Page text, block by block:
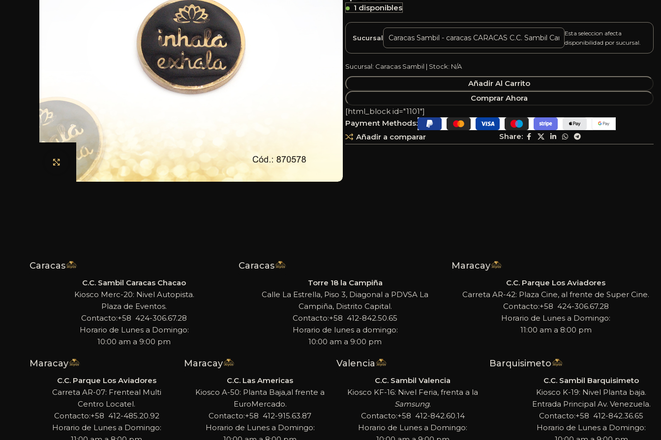
Haga clic para ampliar
1 disponibles
Sucursal
Esta seleccion afecta
disponibilidad por sucursal.
Sucursal: Caracas Sambil | Stock: N/A
Añadir Al Carrito
Comprar Ahora
Añadir a comparar Share:
[html_block id="1101"]
Payment Methods:
Caracas
C.C. Sambil Caracas Chacao
Kiosco Merc-20: Nivel Autopista.
Plaza de Eventos.
Contacto:+58 424-306.67.28
Horario de Lunes a Domingo:
10:00 am a 9:00 pm
Caracas
Torre 18 la Campiña
Calle La Estrella, Piso 3, Diagonal a PDVSA La
Campiña, Distrito Capital.
Contacto:+58 412-842.50.65
Horario de lunes a domingo:
10:00 am a 9:00 pm
Maracay
C.C. Parque Los Aviadores
Carreta AR-42: Plaza Cine, al frente de Super Cine.
Contacto:+58 424-306.67.28
Horario de Lunes a Domingo:
11:00 am a 8:00 pm
Maracay
C.C. Parque Los Aviadores
Carreta AR-07: Frenteal Multi
Centro Locatel.
Contacto:+58 412-485.20.92
Horario de Lunes a Domingo:
Maracay
C.C. Las Americas
Kiosco A-50: Planta Baja,al frente a
EuroMercado.
Contacto:+58 412-915.63.87
Horario de Lunes a Domingo:
Valencia
C.C. Sambil Valencia
Kiosco KF-16: Nivel Feria, frenta a la
Samsung.
Contacto:+58 412-842.60.14
Horario de Lunes a Domingo:
Barquisimeto
C.C. Sambil Barquisimeto
Kiosco K-19: Nivel Planta baja.
Entrada Principal Av. Venezuela.
Contacto:+58 412-842.36.65
Horario de Lunes a Domingo: